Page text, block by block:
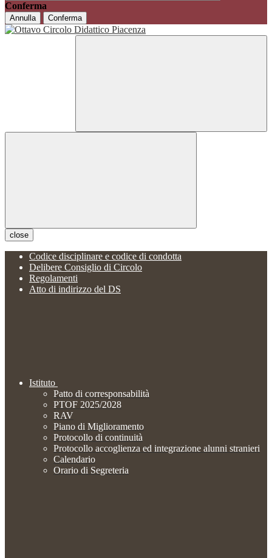
Conferma
Annulla Conferma
close
Codice disciplinare e codice di condotta
Delibere Consiglio di Circolo
Regolamenti
Atto di indirizzo del DS
Istituto
Patto di corresponsabilità
PTOF 2025/2028
RAV
Piano di Miglioramento
Protocollo di continuità
Protocollo accoglienza ed integrazione alunni stranieri
Calendario
Orario di Segreteria